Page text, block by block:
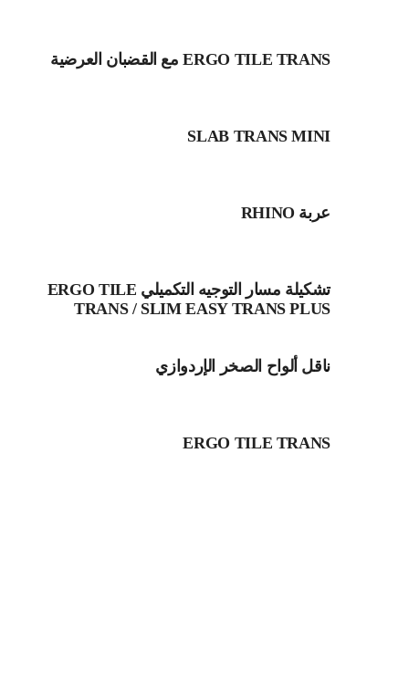
ERGO TILE TRANS مع القضبان العرضية
SLAB TRANS MINI
عربة RHINO
تشكيلة مسار التوجيه التكميلي ERGO TILE
TRANS / SLIM EASY TRANS PLUS
ناقل ألواح الصخر الإردوازي
ERGO TILE TRANS